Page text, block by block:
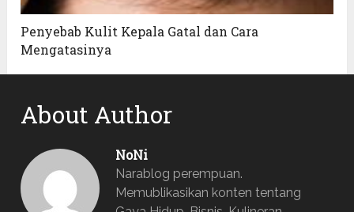
Penyebab Kulit Kepala Gatal dan Cara
Mengatasinya
About Author
NoNi
Narablog perempuan.
Memublikasikan konten tentang